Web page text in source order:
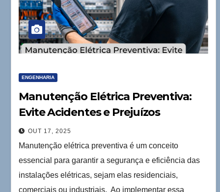
ENGENHARIA
Manutenção Elétrica Preventiva:
Evite Acidentes e Prejuízos
OUT 17, 2025
Manutenção elétrica preventiva é um conceito
essencial para garantir a segurança e eficiência das
instalações elétricas, sejam elas residenciais,
comerciais ou industriais. Ao implementar essa